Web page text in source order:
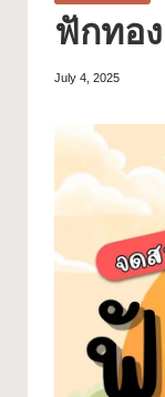
ฟักทอ
July 4, 2025